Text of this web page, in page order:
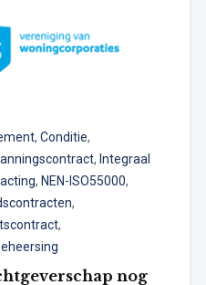
, Conditie,
, Integraal
, NEN-ISO55000,
,
,
nog